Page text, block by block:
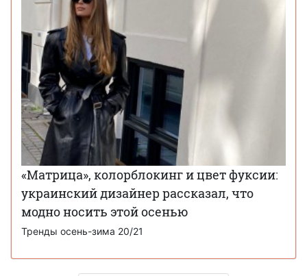
«Матрица», колорблокинг и цвет фуксии:
украинский дизайнер рассказал, что
модно носить этой осенью
Тренды осень-зима 20/21